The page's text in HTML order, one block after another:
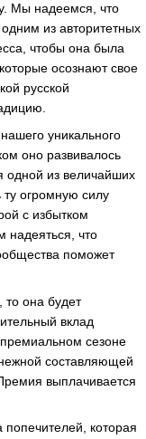
Мы надеемся, что
из авторитетных
чтобы она была
осознают свое
русской
уникального
оно развивалось
одной из величайших
ту огромную силу
с избытком
надеяться, что
поможет
то она будет
вклад
сезоне
составляющей
выплачивается
которая